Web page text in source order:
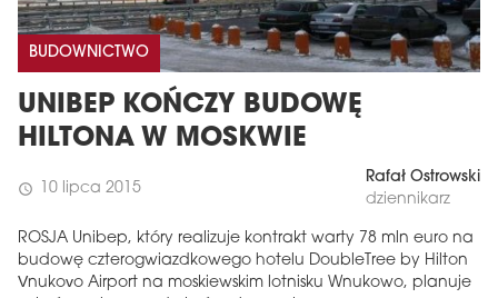
BUDOWNICTWO
UNIBEP KOŃCZY BUDOWĘ
HILTONA W MOSKWIE
schedule 10 lipca 2015
Rafał Ostrowski
dziennikarz
ROSJA Unibep, który realizuje kontrakt warty 78 mln euro na
budowę czterogwiazdkowego hotelu DoubleTree by Hilton
Vnukovo Airport na moskiewskim lotnisku Wnukowo, planuje